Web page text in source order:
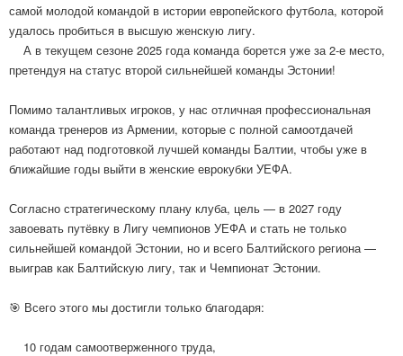
самой молодой командой в истории европейского футбола, которой
удалось пробиться в высшую женскую лигу.
А в текущем сезоне 2025 года команда борется уже за 2-е место,
претендуя на статус второй сильнейшей команды Эстонии!
Помимо талантливых игроков, у нас отличная профессиональная
команда тренеров из Армении, которые с полной самоотдачей
работают над подготовкой лучшей команды Балтии, чтобы уже в
ближайшие годы выйти в женские еврокубки УЕФА.
Согласно стратегическому плану клуба, цель — в 2027 году
завоевать путёвку в Лигу чемпионов УЕФА и стать не только
сильнейшей командой Эстонии, но и всего Балтийского региона —
выиграв как Балтийскую лигу, так и Чемпионат Эстонии.
🎯 Всего этого мы достигли только благодаря:
10 годам самоотверженного труда,